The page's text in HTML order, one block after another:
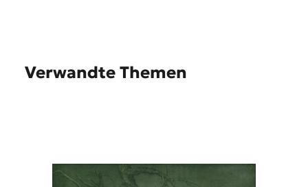
Verwandte Themen